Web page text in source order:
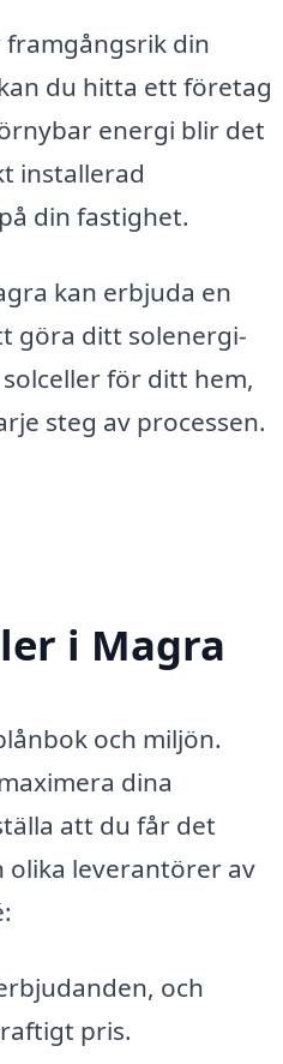
din
du hitta ett företag
energi blir det
installerad
din fastighet.
kan erbjuda en
göra ditt solenergi-
för ditt hem,
steg av processen.
i Magra
och miljön.
dina
att du får det
leverantörer av
och
pris.